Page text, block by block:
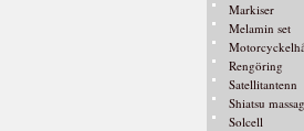
Markiser
Melamin set
Rengöring
Satellitantenn
Shiatsu
Solcell